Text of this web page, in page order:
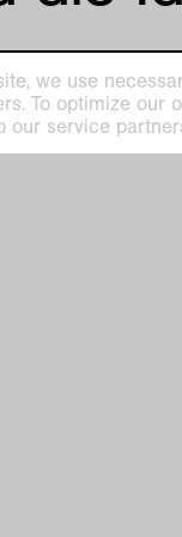
we use
To optimize
our service